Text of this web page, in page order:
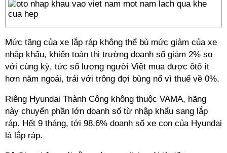
Mức tăng của xe lắp ráp không thể bù mức giảm của xe
nhập khẩu, khiến toàn thị trường doanh số giảm 2% so
với cùng kỳ, tức số lượng người Việt mua được ôtô ít
hơn năm ngoái, trái với trông đợi bùng nổ vì thuế về 0%.
Riêng Hyundai Thành Công không thuộc VAMA, hãng
này chuyển phần lớn doanh số từ nhập khẩu sang lắp
ráp. Hết 9 tháng, tới 98,6% doanh số xe con của Hyundai
là lắp ráp.